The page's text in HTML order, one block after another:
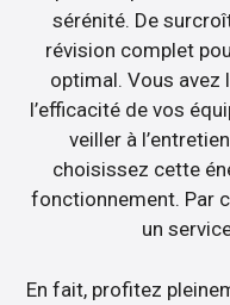
sérénité. De
révision complet
optimal. Vous
l’efficacité de vos
veiller à
choisissez cette
fonctionnement. Par
un
En fait, profitez